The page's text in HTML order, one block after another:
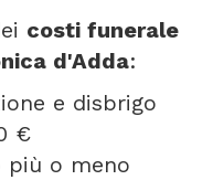
costi funerale
d'Adda:
e disbrigo
€
più o meno